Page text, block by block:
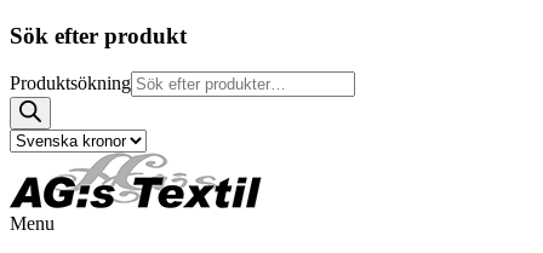
Sök efter produkt
Produktsökning
Menu